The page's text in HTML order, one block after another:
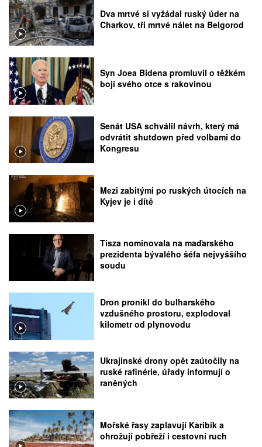
Dva mrtvé si vyžádal ruský úder na
Charkov, tři mrtvé nálet na Belgorod
Syn Joea Bidena promluvil o těžkém
boji svého otce s rakovinou
Senát USA schválil návrh, který má
odvrátit shutdown před volbami do
Kongresu
Mezi zabitými po ruských útocích na
Kyjev je i dítě
Tisza nominovala na maďarského
prezidenta bývalého šéfa nejvyššího
soudu
Dron pronikl do bulharského
vzdušného prostoru, explodoval
kilometr od plynovodu
Ukrajinské drony opět zaútočily na
ruské rafinérie, úřady informují o
raněných
Mořské řasy zaplavují Karibik a
ohrožují pobřeží i cestovní ruch